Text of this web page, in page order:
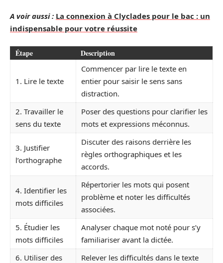
A voir aussi : La connexion à Clyclades pour le bac : un
indispensable pour votre réussite
Étape Description
1. Lire le texte
Commencer par lire le texte en
entier pour saisir le sens sans
distraction.
2. Travailler le
sens du texte
Poser des questions pour clarifier les
mots et expressions méconnus.
3. Justifier
l’orthographe
Discuter des raisons derrière les
règles orthographiques et les
accords.
4. Identifier les
mots difficiles
Répertorier les mots qui posent
problème et noter les difficultés
associées.
5. Étudier les
mots difficiles
Analyser chaque mot noté pour s’y
familiariser avant la dictée.
6. Utiliser des
Relever les difficultés dans le texte